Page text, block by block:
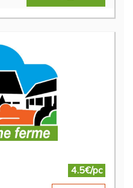
4.5€/pc